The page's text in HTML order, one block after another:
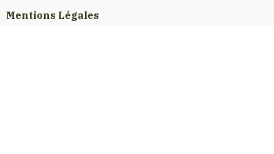
Mentions Légales